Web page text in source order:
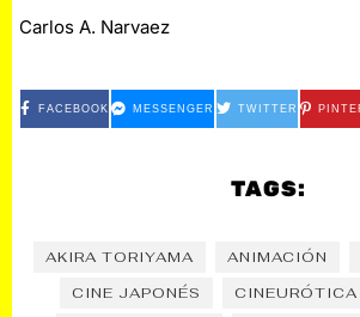
Carlos A. Narvaez
FACEBOOK MESSENGER TWITTER
TAGS:
AKIRA TORIYAMA ANIMACIÓN
CINE JAPONÉS
CINEURÓTICA